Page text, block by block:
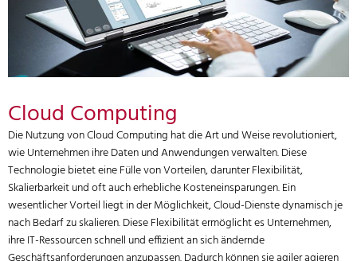
Cloud Computing
Die Nutzung von Cloud Computing hat die Art und Weise revolutioniert,
wie Unternehmen ihre Daten und Anwendungen verwalten. Diese
Technologie bietet eine Fülle von Vorteilen, darunter Flexibilität,
Skalierbarkeit und oft auch erhebliche Kosteneinsparungen. Ein
wesentlicher Vorteil liegt in der Möglichkeit, Cloud-Dienste dynamisch je
nach Bedarf zu skalieren. Diese Flexibilität ermöglicht es Unternehmen,
ihre IT-Ressourcen schnell und effizient an sich ändernde